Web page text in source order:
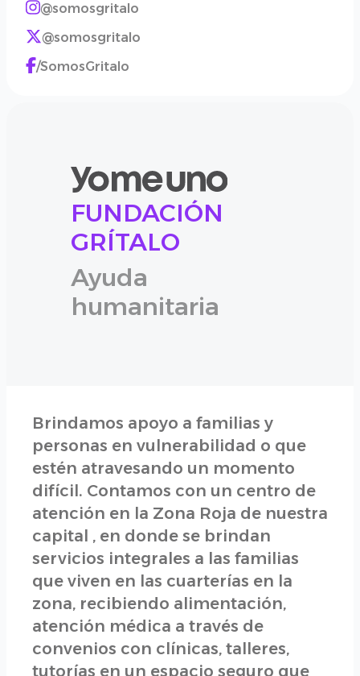
@somosgritalo
@somosgritalo
/SomosGritalo
FUNDACIÓN
GRÍTALO
Ayuda
humanitaria
Brindamos apoyo a familias y
personas en vulnerabilidad o que
estén atravesando un momento
difícil. Contamos con un centro de
atención en la Zona Roja de nuestra
capital , en donde se brindan
servicios integrales a las familias
que viven en las cuarterías en la
zona, recibiendo alimentación,
atención médica a través de
convenios con clínicas, talleres,
tutorías en un espacio seguro que